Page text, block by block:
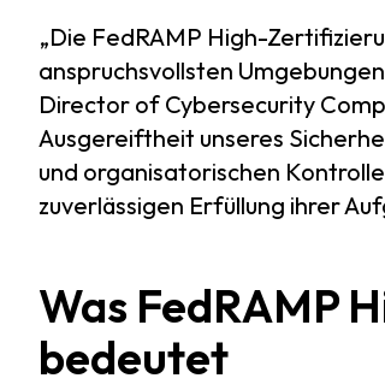
„Die FedRAMP High-
anspruchsvollsten
Director of Cybersecurity
Ausgereiftheit unseres
und organisatorischen
zuverlässigen Erfüllung ihrer
Was FedRAMP
bedeutet